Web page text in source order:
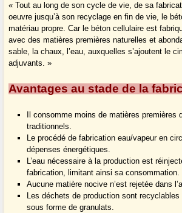
« Tout au long de son cycle de vie, de sa
oeuvre jusqu’à son recyclage en fin de vie, le
matériau propre. Car le béton cellulaire est
avec des matières premières naturelles et
sable, la chaux, l’eau, auxquelles s’ajoutent le
adjuvants. »
Avantages au stade de la
Il consomme moins de matières premières
traditionnels.
Le procédé de fabrication eau/vapeur en
dépenses énergétiques.
L’eau nécessaire à la production est
fabrication, limitant ainsi sa consommation.
Aucune matière nocive n’est rejetée dans
Les déchets de production sont
sous forme de granulats.